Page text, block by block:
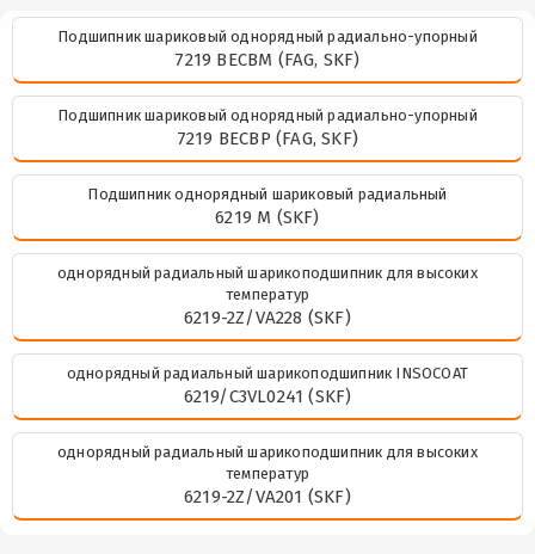
Подшипник шариковый однорядный радиально-упорный
7219 BECBM (FAG, SKF)
Подшипник шариковый однорядный радиально-упорный
7219 BECBP (FAG, SKF)
Подшипник однорядный шариковый радиальный
6219 M (SKF)
однорядный радиальный шарикоподшипник для высоких
температур
6219-2Z/VA228 (SKF)
однорядный радиальный шарикоподшипник INSOCOAT
6219/C3VL0241 (SKF)
однорядный радиальный шарикоподшипник для высоких
температур
6219-2Z/VA201 (SKF)